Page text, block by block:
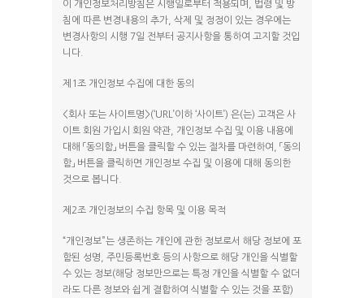
이 개인정보처리방침은 시행일로부터 적용되며, 법령 및 방
침에 따른 변경내용의 추가, 삭제 및 정정이 있는 경우에는
변경사항의 시행 7일 전부터 공지사항을 통하여 고지할 것입
니다.
제1조 개인정보 수집에 대한 동의
<회사 또는 사이트명>(‘URL’이하 ‘사이트’) 은(는) 고객은 사
이트 회원 가입시 회원 약관, 개인정보 수집 및 이용 내용에
대해 「동의함」 버튼을 클릭할 수 있는 절차를 마련하여, 「동의
함」 버튼을 클릭하면 개인정보 수집 및 이용에 대해 동의한
것으로 봅니다.
제2조 개인정보의 수집 항목 및 이용 목적
“개인정보”는 생존하는 개인에 관한 정보로서 해당 정보에 포
함된 성명, 주민등록번호 등의 사항으로 해당 개인을 식별할
수 있는 정보(해당 정보만으로는 특정 개인을 식별할 수 없더
라도 다른 정보와 쉽게 결합하여 식별할 수 있는 것을 포함)
ABOUT
A동 101
A동 201
B동 201
B동 302
FACILITY
RESERVATION
TRAVEL